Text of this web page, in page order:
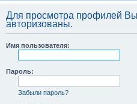
Для просмотра профилей
авторизованы.
Имя пользователя:
Пароль:
Забыли пароль?